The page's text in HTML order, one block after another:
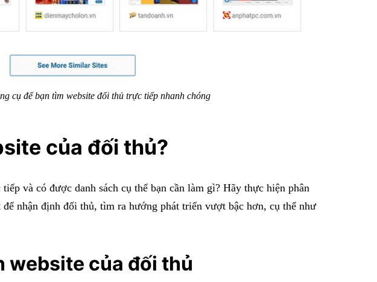
cụ để bạn tìm website đối thủ trực tiếp nhanh chóng
của đối thủ?
tiếp và có được danh sách cụ thể bạn cần làm gì? Hãy thực hiện phân
nhận định đối thủ, tìm ra hướng phát triển vượt bậc hơn, cụ thể như
website của đối thủ